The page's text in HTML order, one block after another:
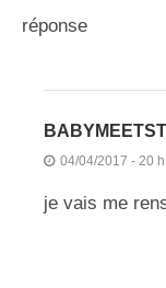
réponse
04/04/2017 - 20
je vais me